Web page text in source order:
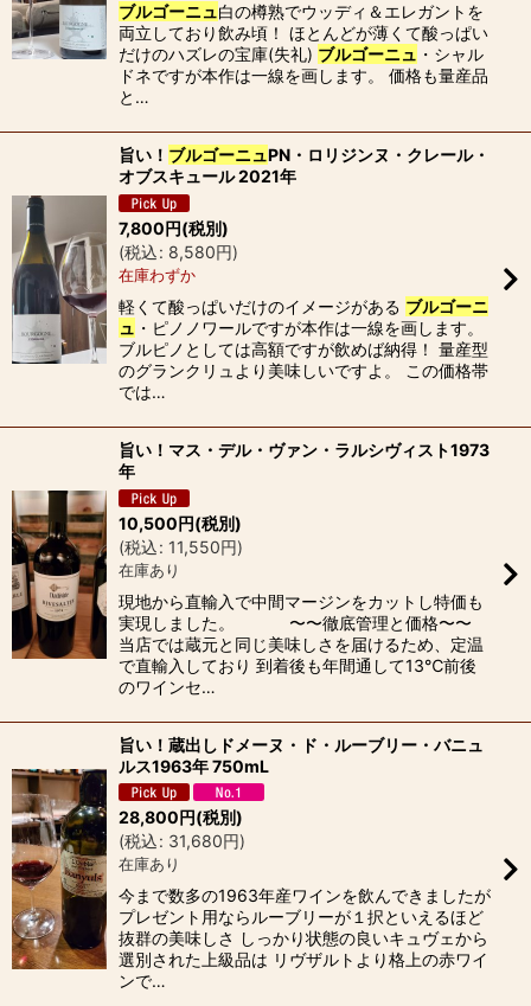
ブルゴーニュ白の樽熟でウッディ＆エレガントを
両立しており飲み頃！ ほとんどが薄くて酸っぱい
だけのハズレの宝庫(失礼) ブルゴーニュ ・シャル
ドネですが本作は一線を画します。 価格も量産品
と…
旨い！ ブルゴーニュPN・ロリジンヌ・クレール・
オブスキュール 2021年
7,800円(税別)
(税込: 8,580円)
在庫わずか
軽くて酸っぱいだけのイメージがある ブルゴーニ
ュ ・ピノノワールですが本作は一線を画します。
ブルピノとしては高額ですが飲めば納得！ 量産型
のグランクリュより美味しいですよ。 この価格帯
では…
旨い！マス・デル・ヴァン・ラルシヴィスト1973
年
10,500円(税別)
(税込: 11,550円)
在庫あり
現地から直輸入で中間マージンをカットし特価も
実現しました。 〜〜徹底管理と価格〜〜
当店では蔵元と同じ美味しさを届けるため、定温
で直輸入しており 到着後も年間通して13℃前後
のワインセ…
旨い！蔵出しドメーヌ・ド・ルーブリー・バニュ
ルス1963年 750mL
28,800円(税別)
(税込: 31,680円)
在庫あり
今まで数多の1963年産ワインを飲んできましたが
プレゼント用ならルーブリーが１択といえるほど
抜群の美味しさ しっかり状態の良いキュヴェから
選別された上級品は リヴザルトより格上の赤ワイ
ンで…